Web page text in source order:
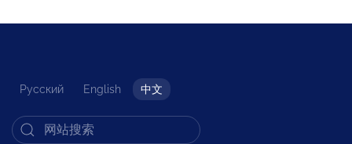
Русский English 中文